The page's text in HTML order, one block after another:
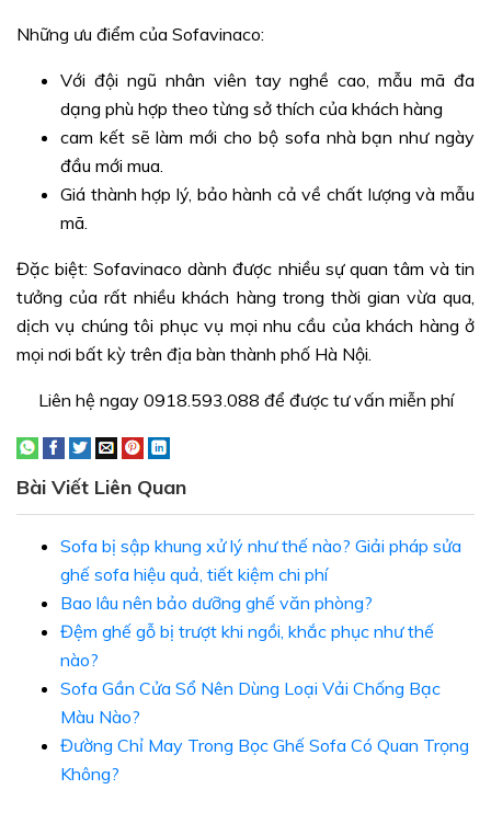
Những ưu điểm của Sofavinaco:
Với đội ngũ nhân viên tay nghề cao, mẫu mã đa
dạng phù hợp theo từng sở thích của khách hàng
cam kết sẽ làm mới cho bộ sofa nhà bạn như ngày
đầu mới mua.
Giá thành hợp lý, bảo hành cả về chất lượng và mẫu
mã.
Đặc biệt: Sofavinaco dành được nhiều sự quan tâm và tin
tưởng của rất nhiều khách hàng trong thời gian vừa qua,
dịch vụ chúng tôi phục vụ mọi nhu cầu của khách hàng ở
mọi nơi bất kỳ trên địa bàn thành phố Hà Nội.
Liên hệ ngay 0918.593.088 để được tư vấn miễn phí
Bài Viết Liên Quan
Sofa bị sập khung xử lý như thế nào? Giải pháp sửa
ghế sofa hiệu quả, tiết kiệm chi phí
Bao lâu nên bảo dưỡng ghế văn phòng?
Đệm ghế gỗ bị trượt khi ngồi, khắc phục như thế
nào?
Sofa Gần Cửa Sổ Nên Dùng Loại Vải Chống Bạc
Màu Nào?
Đường Chỉ May Trong Bọc Ghế Sofa Có Quan Trọng
Không?